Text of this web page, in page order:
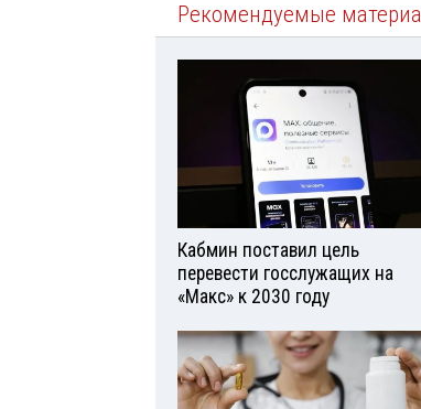
Рекомендуемые
Кабмин поставил цель
перевести госслужащих на
«Макс» к 2030 году